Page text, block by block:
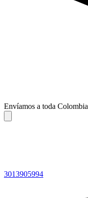
Envíamos a toda Colombia
3013905994